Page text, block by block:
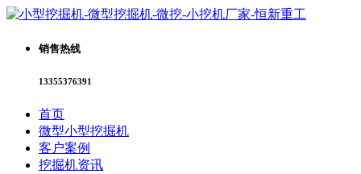
销售热线
13355376391
首页
微型小型挖掘机
客户案例
挖掘机资讯